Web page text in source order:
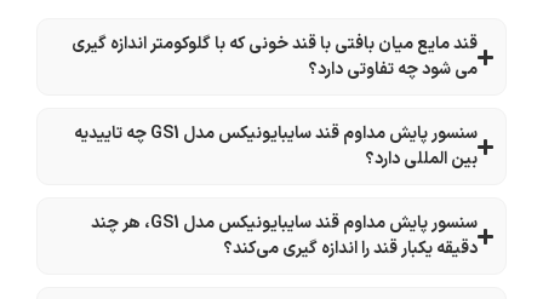
قند مایع میان بافتی با قند خونی که با گلوکومتر اندازه گیری
می شود چه تفاوتی دارد؟
سنسور پایش مداوم قند سایبایونیکس مدل GS1 چه تاییدیه
بین المللی دارد؟
سنسور پایش مداوم قند سایبایونیکس مدل GS1، هر چند
دقیقه یکبار قند را اندازه گیری می‌کند؟